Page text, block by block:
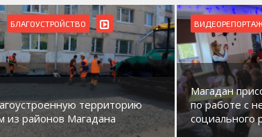
БЛАГОУСТРОЙСТВО
территорию
из районов Магадана
Магадан
по работе с
социального